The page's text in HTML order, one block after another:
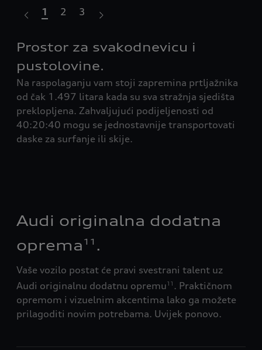
Prostor za svakodnevicu i
pustolovine.
Na raspolaganju vam stoji zapremina prtljažnika
od čak 1.497 litara kada su sva stražnja sjedišta
preklopljena. Zahvaljujući podijeljenosti od
40:20:40 mogu se jednostavnije transportovati
daske za surfanje ili skije.
1 2 3
Audi originalna dodatna
oprema 11 .
Vaše vozilo postat će pravi svestrani talent uz
Audi originalnu dodatnu opremu11 . Praktičnom
opremom i vizuelnim akcentima lako ga možete
prilagoditi novim potrebama. Uvijek ponovo.